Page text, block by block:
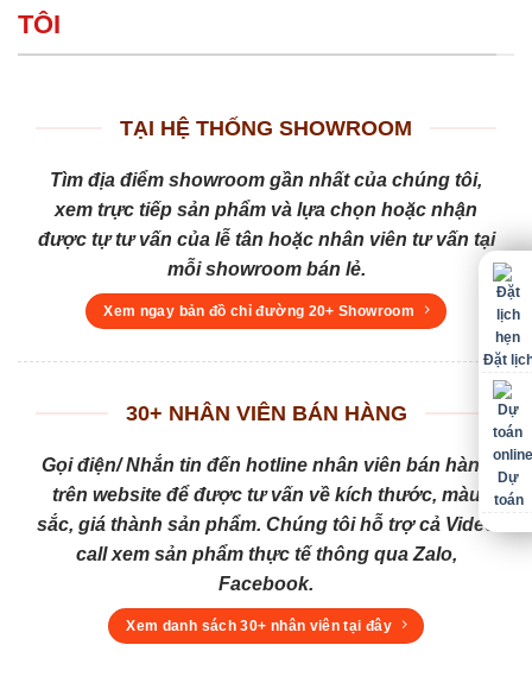
TÔI
TẠI HỆ THỐNG SHOWROOM
Tìm địa điểm showroom gần nhất của chúng tôi,
xem trực tiếp sản phẩm và lựa chọn hoặc nhận
được tự tư vấn của lễ tân hoặc nhân viên tư vấn tại
mỗi showroom bán lẻ.
Xem ngay bản đồ chỉ đường 20+ Showroom
30+ NHÂN VIÊN BÁN HÀNG
Gọi điện/ Nhắn tin đến hotline nhân viên bán hàng
trên website để được tư vấn về kích thước, màu
sắc, giá thành sản phẩm. Chúng tôi hỗ trợ cả Video
call xem sản phẩm thực tế thông qua Zalo,
Facebook.
Xem danh sách 30+ nhân viên tại đây
Đặt
Dự
toán